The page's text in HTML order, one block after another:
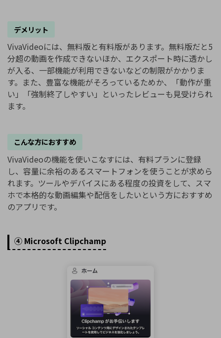
デメリット
VivaVideoには、無料版と有料版があります。無料版だと5
分超の動画を作成できないほか、エクスポート時に透かし
が入る、一部機能が利用できないなどの制限がかかりま
す。また、豊富な機能がそろっているためか、「動作が重
い」「強制終了しやすい」といったレビューも見受けられ
ます。
こんな方におすすめ
VivaVideoの機能を使いこなすには、有料プランに登録
し、容量に余裕のあるスマートフォンを使うことが求めら
れます。ツールやデバイスにある程度の投資をして、スマ
ホで本格的な動画編集や配信をしたいという方におすすめ
のアプリです。
④ Microsoft Clipchamp